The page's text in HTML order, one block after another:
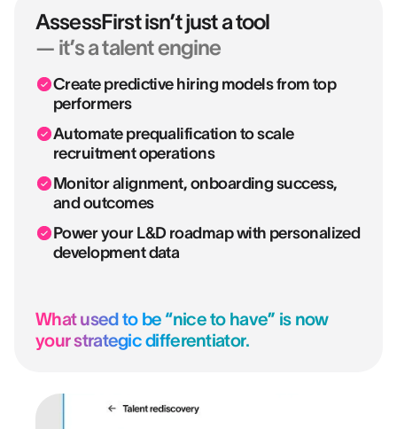
AssessFirst isn’t just a tool
— it’s a talent engine
Create predictive hiring models from top
performers
Automate prequalification to scale
recruitment operations
Monitor alignment, onboarding success,
and outcomes
Power your L&D roadmap with personalized
development data
What used to be “nice to have” is now
your strategic differentiator.